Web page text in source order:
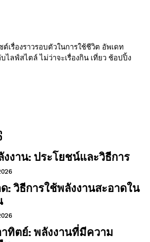
เรื่องราวรอบตัวในการใช้ชีวิต อัพเดท
ไลฟ์สไตล์ ไม่ว่าจะเรื่องกิน เที่ยว ช้อปปิ้ง
งาน: ประโยชน์และวิธีการ
: วิธีการใช้พลังงานสะอาดใน
ทิตย์: พลังงานที่มีความ